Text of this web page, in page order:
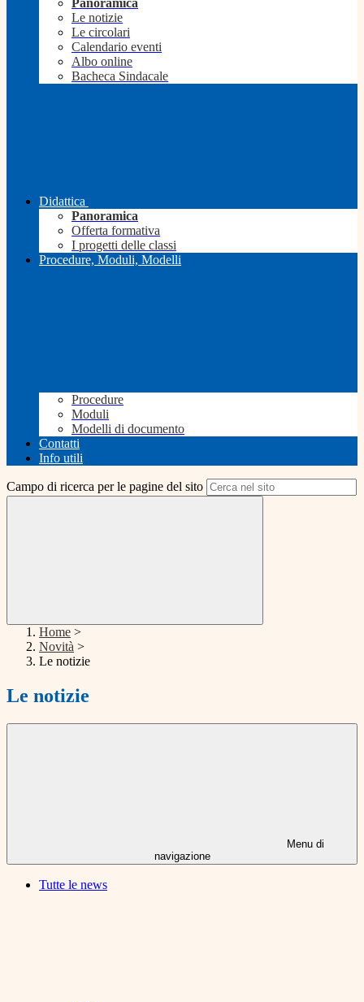
Panoramica
Le notizie
Le circolari
Calendario eventi
Albo online
Bacheca Sindacale
Didattica
Panoramica
Offerta formativa
I progetti delle classi
Procedure, Moduli, Modelli
Procedure
Moduli
Modelli di documento
Contatti
Info utili
Campo di ricerca per le pagine del sito
Home >
Novità >
Le notizie
Le notizie
Menu di
navigazione
Tutte le news